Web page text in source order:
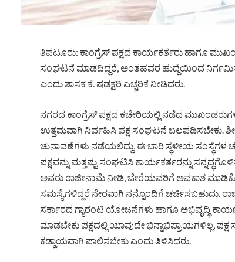
ತಿಪಟೂರು: ಕಾಂಗ್ರೆಸ್ ಪಕ್ಷದ ಕಾರ್ಯಕರ್ತರು ಹಾಗೂ
ಸಂಘಟನೆ ಮಾಡದಿದ್ದರೆ, ಅಂತಹವರ ಹುದ್ದೆಯಿಂದ
ಎಂದು ಶಾಸಕ ಕೆ. ಷಡಕ್ಷರಿ ಎಚ್ಚರಿಕೆ ನೀಡಿದರು.
ನಗರದ ಕಾಂಗ್ರೆಸ್ ಪಕ್ಷದ ಕಚೇರಿಯಲ್ಲಿ ನಡೆದ
ಉತ್ತಮವಾಗಿ ನಿರ್ವಹಿಸಿ ಪಕ್ಷ ಸಂಘಟನೆ ಬಲಪಡಿಸಬೇಕು.
ಚುನಾವಣೆಗಳು ನಡೆಯಲಿದ್ದು, ಈ ಬಾರಿ ಸ್ಥಳೀಯ ಸಂಸ್ಥೆಗಳ
ಪಕ್ಷವನ್ನು ಮತ್ತಷ್ಟು ಸಂಘಟಿಸಿ ಕಾರ್ಯಕರ್ತರನ್ನು
ಅವರು ರಾಜೀನಾಮೆ ನೀಡಿ, ಬೇರೆಯವರಿಗೆ ಅವಕಾಶ
ಸಮಸ್ಯೆಗಳಿದ್ದರೆ ನೇರವಾಗಿ ನನ್ನೊಂದಿಗೆ ಚರ್ಚಿಸಬಹುದು.
ಸರ್ಕಾರದ ಗ್ಯಾರಂಟಿ ಯೋಜನೆಗಳು ಹಾಗೂ ಅಭಿವೃದ್ಧಿ
ಮಾಡಬೇಕು ಪಕ್ಷದಲ್ಲಿ ಯಾವುದೇ ಭಿನ್ನಾಭಿಪ್ರಾಯಗಳಿಲ್ಲ,
ಕಡ್ಡಾಯವಾಗಿ ಪಾಲಿಸಬೇಕು ಎಂದು ತಿಳಿಸಿದರು.